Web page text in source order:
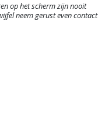
op het scherm zijn nooit
neem gerust even contact